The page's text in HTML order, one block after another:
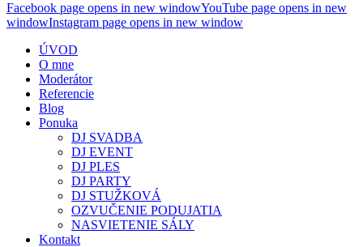
Facebook page opens in new windowYouTube page opens in new
windowInstagram page opens in new window
ÚVOD
O mne
Moderátor
Referencie
Blog
Ponuka
DJ SVADBA
DJ EVENT
DJ PLES
DJ PARTY
DJ STUŽKOVÁ
OZVUČENIE PODUJATIA
NASVIETENIE SÁLY
Kontakt